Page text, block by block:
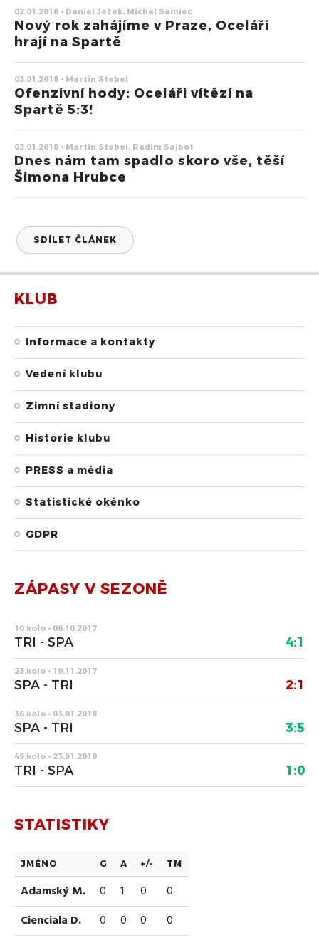
02.01.2018 • Daniel Ježek, Michal Samiec
Nový rok zahájíme v Praze, Oceláři
hrají na Spartě
03.01.2018 • Martin Stebel
Ofenzivní hody: Oceláři vítězí na
Spartě 5:3!
03.01.2018 • Martin Stebel, Radim Sajbot
Dnes nám tam spadlo skoro vše, těší
Šimona Hrubce
SDÍLET ČLÁNEK
KLUB
Informace a kontakty
Vedení klubu
Zimní stadiony
Historie klubu
PRESS a média
Statistické okénko
GDPR
ZÁPASY V SEZONĚ
10.kolo • 06.10.2017
TRI - SPA 4:1
23.kolo • 19.11.2017
SPA - TRI 2:1
36.kolo • 03.01.2018
SPA - TRI 3:5
49.kolo • 23.01.2018
TRI - SPA 1:0
STATISTIKY
JMÉNO G A +/- TM
Adamský M. 0 1 0
0
Cienciala D.
0 0 0
0